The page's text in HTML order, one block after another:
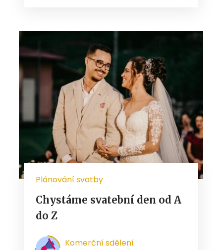
Plánování svatby
Chystáme svatební den od A
do Z
Komerční sdělení